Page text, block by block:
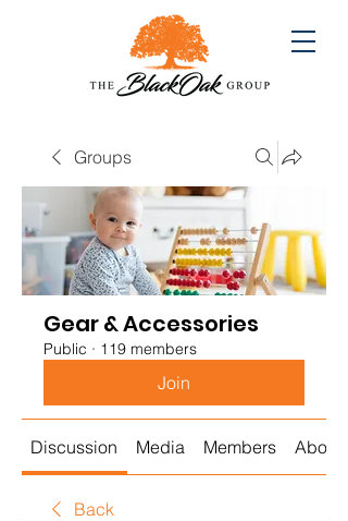
Groups
Gear & Accessories
Public · 119 members
Join
Discussion Media Members About
Back